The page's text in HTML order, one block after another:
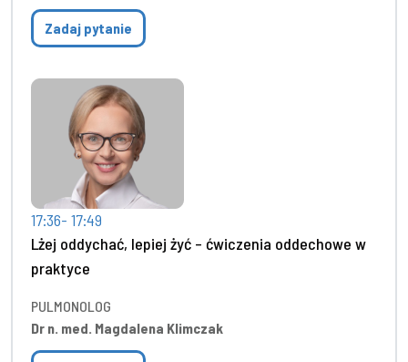
Zadaj pytanie
17:36- 17:49
Lżej oddychać, lepiej żyć – ćwiczenia oddechowe w
praktyce
PULMONOLOG
Dr n. med. Magdalena Klimczak